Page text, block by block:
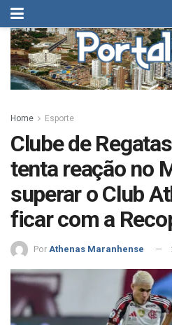
Home Esporte
Clube de
tenta reação no
superar o Club
ficar com a
Por Athenas Maranhense